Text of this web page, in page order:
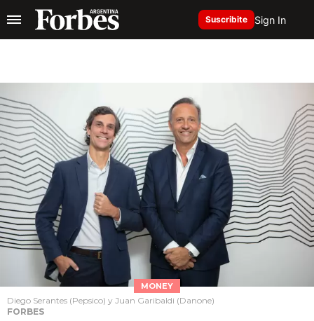
Suscribite Sign In
MONEY
Diego Serantes (Pepsico) y Juan Garibaldi (Danone)
FORBES